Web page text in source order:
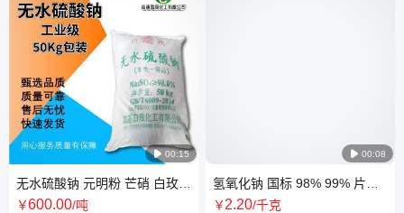
 00:15
无水硫酸钠 元明粉 芒硝 白玫
南风 明珠 工业级 98% 99%
￥600.00/吨
 00:08
氢氧化钠 国标 98% 99% 片碱
苛性钠 工业级 纺织印染助剂 无
￥2.20/千克